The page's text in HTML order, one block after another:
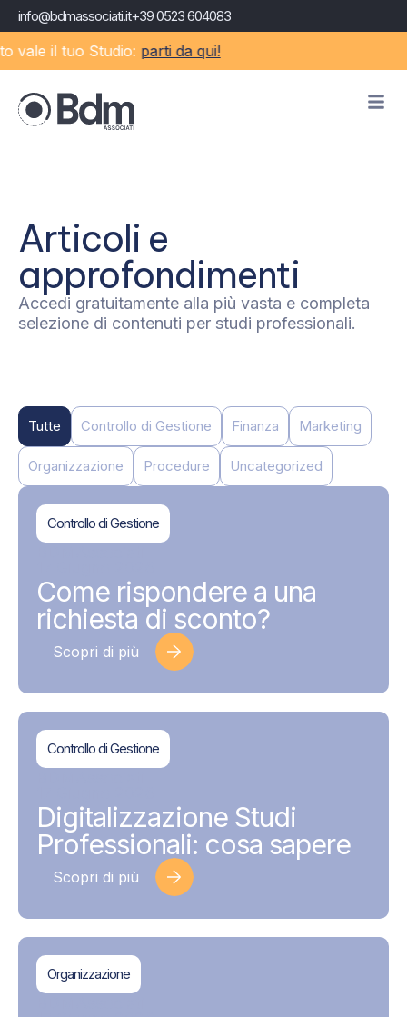
info@bdmassociati.it+39 0523 604083
il tuo Studio:parti da qui!
Articoli e
approfondimenti
Accedi gratuitamente alla più vasta e completa
selezione di contenuti per studi professionali.
Controllo di Gestione Finanza Marketing
Organizzazione Procedure Uncategorized
Tutte
Controllo di Gestione
Come rispondere a una
richiesta di sconto?
Scopri di più
Controllo di Gestione
Digitalizzazione Studi
Professionali: cosa sapere
Scopri di più
Organizzazione